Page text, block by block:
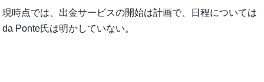
現時点では、出金サービスの開始は計画で、日程については
da Ponte氏は明かしていない。